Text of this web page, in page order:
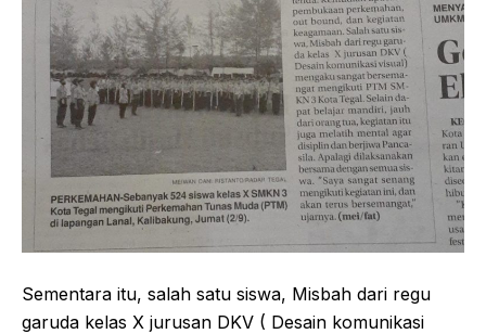
Sementara itu, salah satu siswa, Misbah dari regu
garuda kelas X jurusan DKV ( Desain komunikasi